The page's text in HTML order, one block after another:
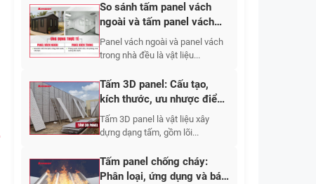
So sánh tấm panel vách
ngoài và tấm panel vách
trong nhà
Panel vách ngoài và panel vách
trong nhà đều là vật liệu...
Tấm 3D panel: Cấu tạo,
kích thước, ưu nhược điểm
và báo giá
Tấm 3D panel là vật liệu xây
dựng dạng tấm, gồm lõi...
Tấm panel chống cháy:
Phân loại, ứng dụng và báo